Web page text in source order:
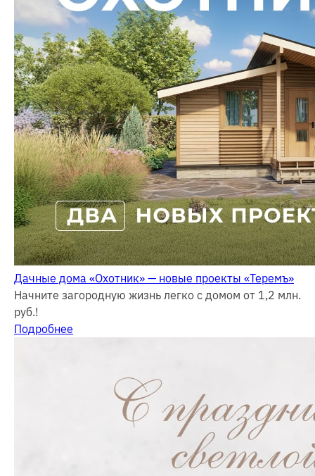
Дачные дома «Охотник» — новые проекты «Теремъ»
Начните загородную жизнь легко с домом от 1,2 млн.
руб.!
Подробнее